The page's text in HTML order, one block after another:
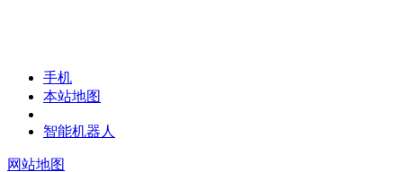
手机
本站地图
智能机器人
网站地图